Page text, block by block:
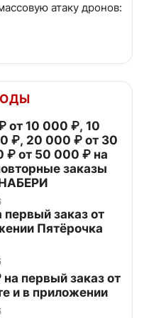
атаку дронов:
от 10 000 ₽, 10
₽, 20 000 ₽ от 30
₽ от 50 000 ₽ на
заказы
заказ от
Пятёрочка
первый заказ от
и в приложении